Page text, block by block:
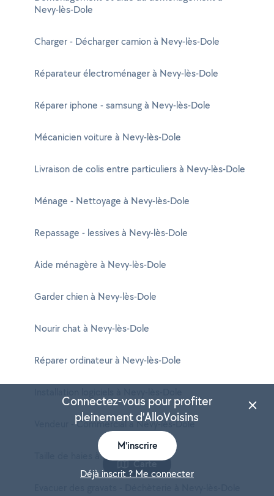
Nevy-lès-Dole
Charger - Décharger camion à Nevy-lès-Dole
Réparateur électroménager à Nevy-lès-Dole
Réparer iphone - samsung à Nevy-lès-Dole
Mécanicien voiture à Nevy-lès-Dole
Livraison de colis entre particuliers à Nevy-lès-Dole
Ménage - Nettoyage à Nevy-lès-Dole
Repassage - lessives à Nevy-lès-Dole
Aide ménagère à Nevy-lès-Dole
Garder chien à Nevy-lès-Dole
Nourir chat à Nevy-lès-Dole
Réparer ordinateur à Nevy-lès-Dole
Vendeur - Commercial à Nevy-lès-Dole
Taille de haies à Nevy-lès-Dole
Carte
Connectez-vous pour profiter
pleinement d'AlloVoisins
M'inscrire
Déjà inscrit ? Me connecter